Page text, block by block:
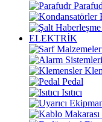
ELEKTRİK
Pedal
Isıtıcı